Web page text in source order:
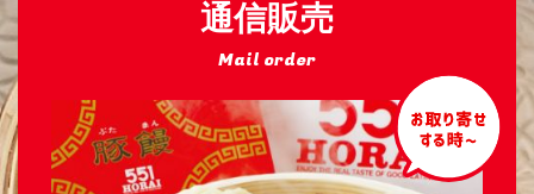
通信販売
Mail order